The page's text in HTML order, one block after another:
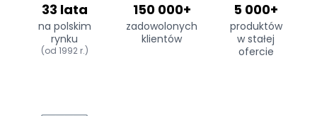
33 lata
na polskim
rynku
(od 1992 r.)
150 000+
zadowolonych
klientów
5 000+
produktów
w stałej
ofercie